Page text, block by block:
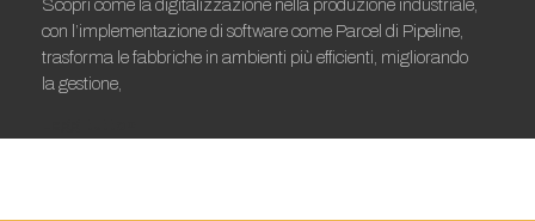
Scopri come la digitalizzazione nella produzione industriale,
con l’implementazione di software come Parcel di Pipeline,
trasforma le fabbriche in ambienti più efficienti, migliorando
la gestione,